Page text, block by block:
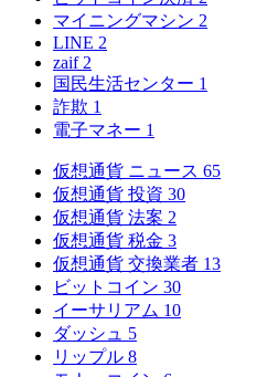
マイニングマシン 2
LINE 2
zaif 2
国民生活センター 1
詐欺 1
電子マネー 1
仮想通貨 ニュース 65
仮想通貨 投資 30
仮想通貨 法案 2
仮想通貨 税金 3
仮想通貨 交換業者 13
ビットコイン 30
イーサリアム 10
ダッシュ 5
リップル 8